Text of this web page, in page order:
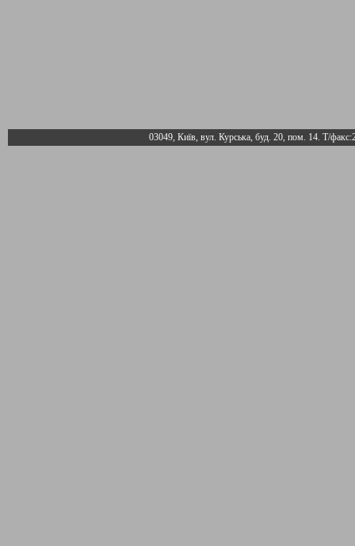
03049, Київ, вул. Курська, буд. 20, пом. 14. Т/